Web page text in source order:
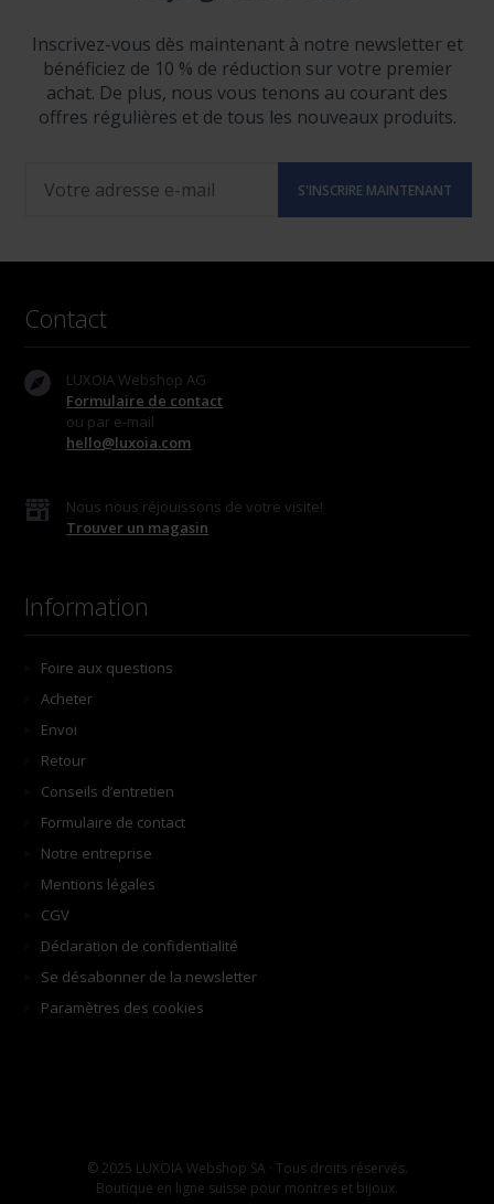
Inscrivez-vous dès maintenant à notre newsletter et
bénéficiez de 10 % de réduction sur votre premier
achat. De plus, nous vous tenons au courant des
offres régulières et de tous les nouveaux produits.
Contact
LUXOIA Webshop AG
Formulaire de contact
ou par e-mail
hello@luxoia.com
Nous nous réjouissons de votre visite!
Trouver un magasin
Information
Foire aux questions
Acheter
Envoi
Retour
Conseils d’entretien
Formulaire de contact
Notre entreprise
Mentions légales
CGV
Déclaration de confidentialité
Se désabonner de la newsletter
Paramètres des cookies
© 2025 LUXOIA Webshop SA · Tous droits réservés.
Boutique en ligne suisse pour montres et bijoux.